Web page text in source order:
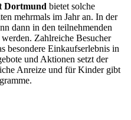
Dortmund bietet solche
mehrmals im Jahr an. In der
dann in den teilnehmenden
Zahlreiche Besucher
besondere Einkaufserlebnis in
und Aktionen setzt der
Anreize und für Kinder gibt